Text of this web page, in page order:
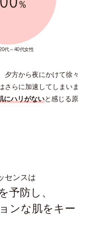
代～40代女性
夕方から夜にかけて徐々
さらに加速してしまいま
にハリがないと感じる原
センスは
予防し、
ンな肌をキー